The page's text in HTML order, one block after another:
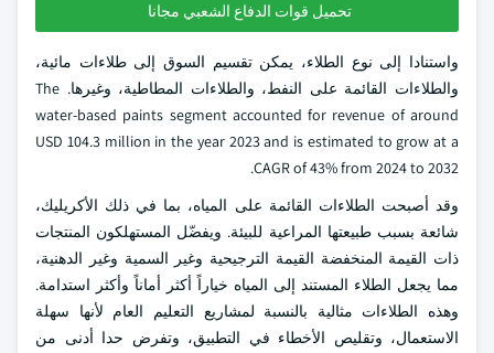
تحميل قوات الدفاع الشعبي مجانا
واستنادا إلى نوع الطلاء، يمكن تقسيم السوق إلى طلاءات مائية،
والطلاءات القائمة على النفط، والطلاءات المطاطية، وغيرها. The
water-based paints segment accounted for revenue of around
USD 104.3 million in the year 2023 and is estimated to grow at a
CAGR of 43% from 2024 to 2032.
وقد أصبحت الطلاءات القائمة على المياه، بما في ذلك الأكريليك،
شائعة بسبب طبيعتها المراعية للبيئة. ويفضّل المستهلكون المنتجات
ذات القيمة المنخفضة القيمة الترجيحية وغير السمية وغير الدهنية،
مما يجعل الطلاء المستند إلى المياه خياراً أكثر أماناً وأكثر استدامة.
وهذه الطلاءات مثالية بالنسبة لمشاريع التعليم العام لأنها سهلة
الاستعمال، وتقليص الأخطاء في التطبيق، وتفرض حدا أدنى من